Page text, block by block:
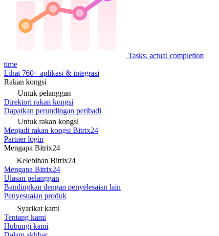
Tasks: actual completion
time
Lihat 760+ aplikasi & integrasi
Rakan kongsi
Untuk pelanggan
Direktori rakan kongsi
Dapatkan perundingan peribadi
Untuk rakan kongsi
Menjadi rakan kongsi Bitrix24
Partner login
Mengapa Bitrix24
Kelebihan Bitrix24
Mengapa Bitrix24
Ulasan pelanggan
Bandingkan dengan penyelesaian lain
Penyesuaian produk
Syarikat kami
Tentang kami
Hubungi kami